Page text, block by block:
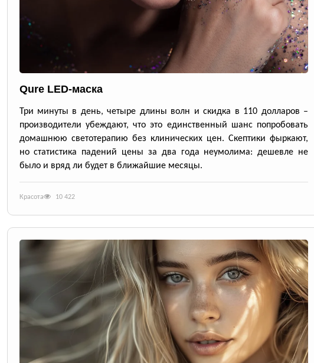
Qure LED-маска
Три минуты в день, четыре длины волн и скидка в 110 долларов –
производители убеждают, что это единственный шанс попробовать
домашнюю светотерапию без клинических цен. Скептики фыркают,
но статистика падений цены за два года неумолима: дешевле не
было и вряд ли будет в ближайшие месяцы.
Красота 10 422